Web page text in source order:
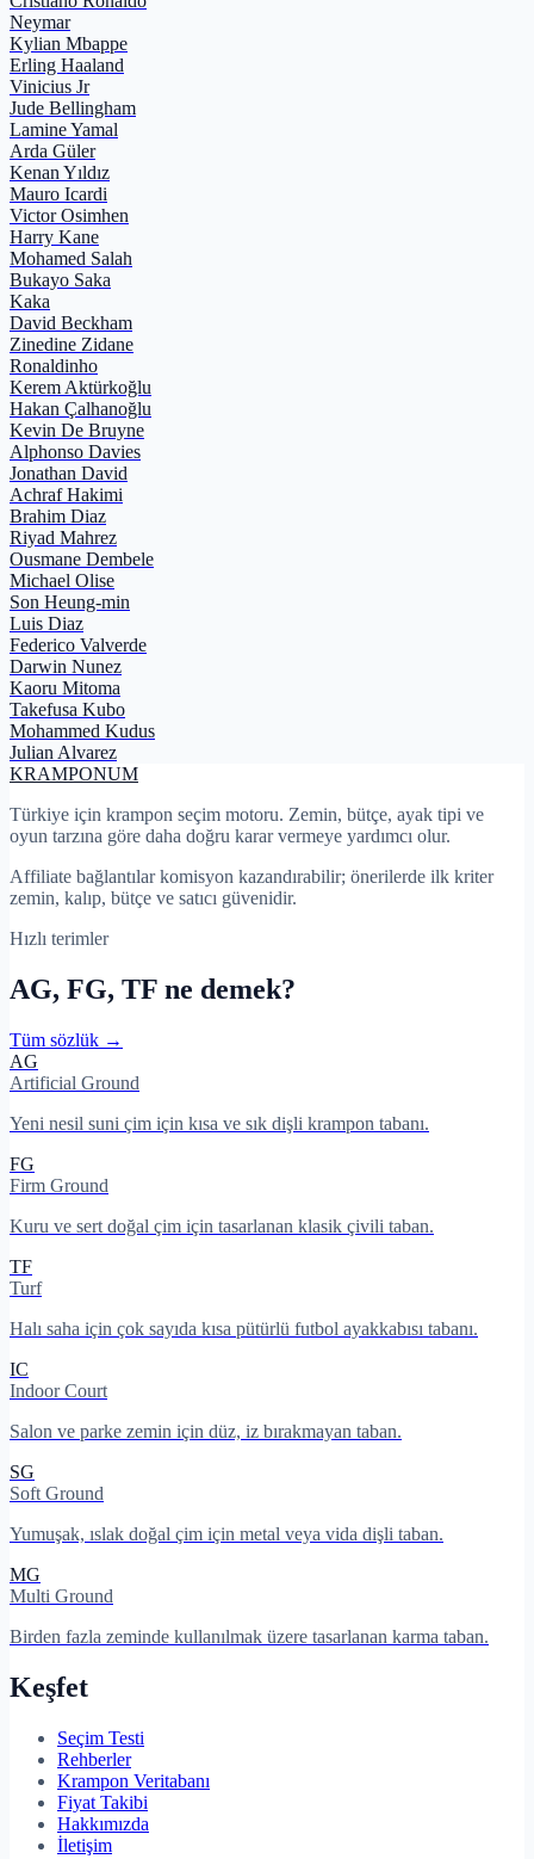
Neymar
Kylian Mbappe
Erling Haaland
Vinicius Jr
Jude Bellingham
Lamine Yamal
Arda Güler
Kenan Yıldız
Mauro Icardi
Victor Osimhen
Harry Kane
Mohamed Salah
Bukayo Saka
Kaka
David Beckham
Zinedine Zidane
Ronaldinho
Kerem Aktürkoğlu
Hakan Çalhanoğlu
Kevin De Bruyne
Alphonso Davies
Jonathan David
Achraf Hakimi
Brahim Diaz
Riyad Mahrez
Ousmane Dembele
Michael Olise
Son Heung-min
Luis Diaz
Federico Valverde
Darwin Nunez
Kaoru Mitoma
Takefusa Kubo
Mohammed Kudus
Julian Alvarez
KRAMPONUM
Türkiye için krampon seçim motoru. Zemin, bütçe, ayak tipi ve
oyun tarzına göre daha doğru karar vermeye yardımcı olur.
Affiliate bağlantılar komisyon kazandırabilir; önerilerde ilk kriter
zemin, kalıp, bütçe ve satıcı güvenidir.
Hızlı terimler
AG, FG, TF ne demek?
Tüm sözlük →
AG
Artificial Ground
Yeni nesil suni çim için kısa ve sık dişli krampon tabanı.
FG
Firm Ground
Kuru ve sert doğal çim için tasarlanan klasik çivili taban.
TF
Turf
Halı saha için çok sayıda kısa pütürlü futbol ayakkabısı tabanı.
IC
Indoor Court
Salon ve parke zemin için düz, iz bırakmayan taban.
SG
Soft Ground
Yumuşak, ıslak doğal çim için metal veya vida dişli taban.
MG
Multi Ground
Birden fazla zeminde kullanılmak üzere tasarlanan karma taban.
Keşfet
Seçim Testi
Rehberler
Krampon Veritabanı
Fiyat Takibi
Hakkımızda
İletişim